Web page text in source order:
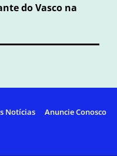
do Vasco na
Notícias Anuncie Conosco